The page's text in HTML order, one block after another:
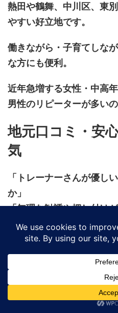
熱田や鶴舞、中川区、東
やすい好立地です。
働きながら・子育てしな
な方にも便利。
近年急増する女性・中高
男性のリピーターが多いの
地元口コミ・安
気
「トレーナーさんが優し
か」
「無理な勧誘や押し付け
に寄り添ってくれる」
「途中で挫折してもLINE
て続いた」
金山・熱田・上前津・昭
コミ・紹介で通う方が非